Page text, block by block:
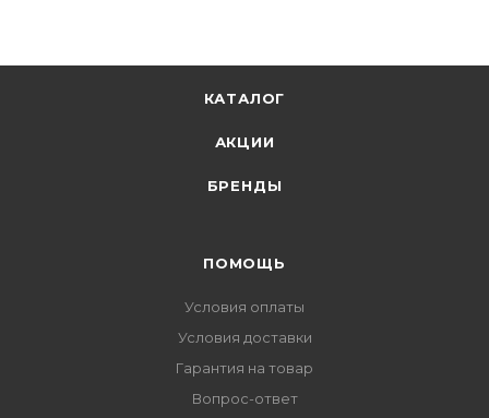
КАТАЛОГ
АКЦИИ
БРЕНДЫ
ПОМОЩЬ
Условия оплаты
Условия доставки
Гарантия на товар
Вопрос-ответ